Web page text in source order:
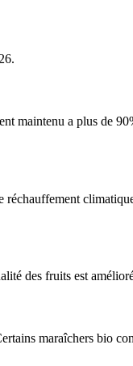
maintenu a plus de
des fruits est
maraîchers bio